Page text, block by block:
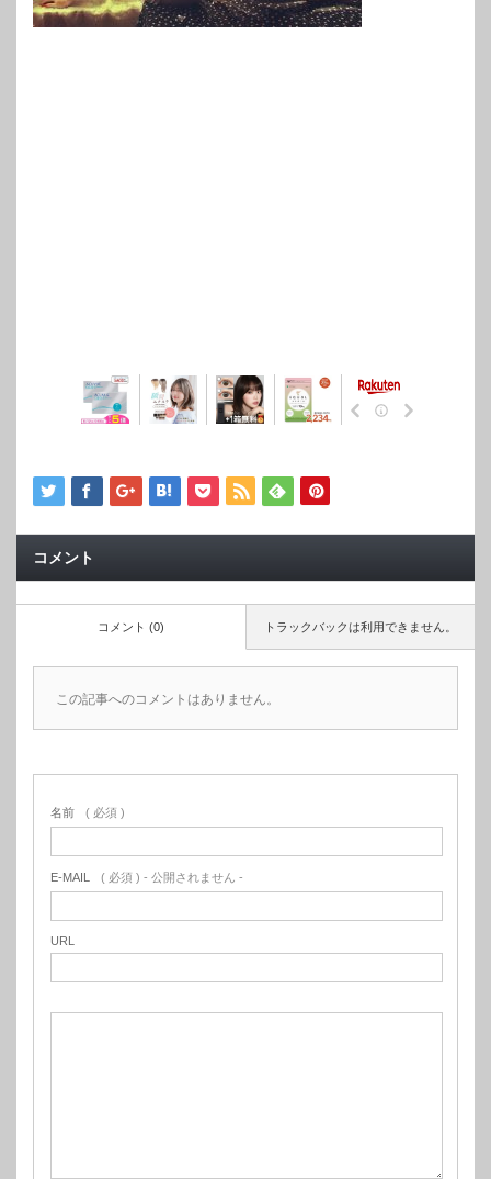
コメント
トラックバックは利用できません。
コメント (0)
この記事へのコメントはありません。
名前 ( 必須 )
E-MAIL ( 必須 ) - 公開されません -
URL